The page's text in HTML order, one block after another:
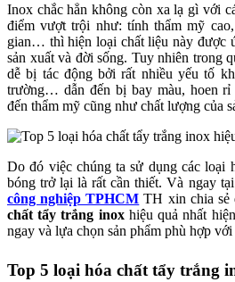
Inox chắc hẳn không còn xa lạ gì với
điểm vượt trội như: tính thẩm mỹ
gian… thì hiện loại chất liệu này được
sản xuất và đời sống. Tuy nhiên trong
dễ bị tác động bởi rất nhiều yếu tố
trường… dẫn đến bị bay màu, hoen rỉ
đến thẩm mỹ cũng như chất lượng của
Do đó việc chúng ta sử dụng các loại
bóng trở lại là rất cần thiết. Và ngay
công nghiệp TPHCM TH xin chia sẻ
chất tẩy trắng inoxhiệu quả nhất
ngay và lựa chọn sản phẩm phù hợp
Top 5 loại hóa chất tẩy trắng